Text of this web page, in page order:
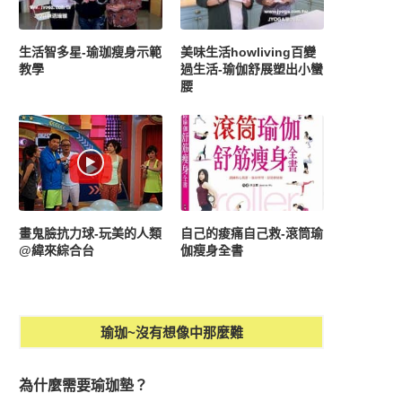
生活智多星-瑜珈瘦身示範
教學
美味生活howliving百變
過生活-瑜伽舒展塑出小蠻
腰
畫鬼臉抗力球-玩美的人類
@緯來綜合台
自己的痠痛自己救-滾筒瑜
伽瘦身全書
瑜珈~沒有想像中那麼難
為什麼需要瑜珈墊？